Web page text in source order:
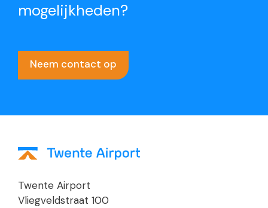
mogelijkheden?
Neem contact op
Twente Airport
Vliegveldstraat 100